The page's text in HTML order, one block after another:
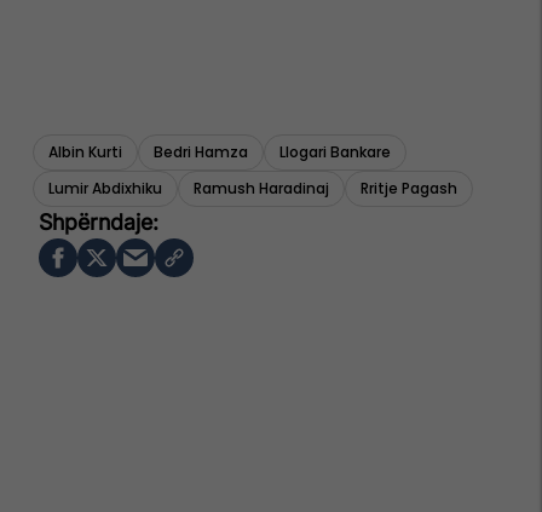
Albin Kurti Bedri Hamza
Llogari Bankare
Lumir Abdixhiku
Ramush Haradinaj Rritje Pagash